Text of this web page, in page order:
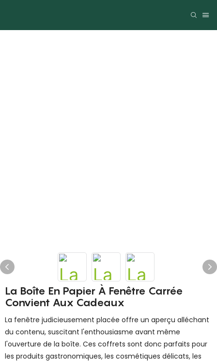
La Boîte En Papier À Fenêtre Carrée
Convient Aux Cadeaux
La fenêtre judicieusement placée offre un aperçu alléchant
du contenu, suscitant l'enthousiasme avant même
l'ouverture de la boîte. Ces coffrets sont donc parfaits pour
les produits gastronomiques, les cosmétiques délicats, les